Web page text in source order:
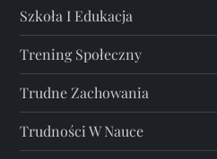
Szkoła I Edukacja
Trening Społeczny
Trudne Zachowania
Trudności W Nauce